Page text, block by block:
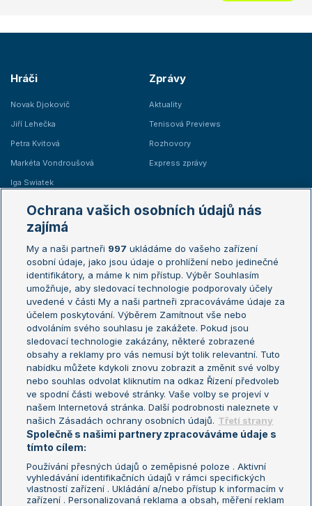
Hráči
Novak Djokovič
Jiří Lehečka
Petra Kvitová
Markéta Vondroušová
Iga Swiatek
Zprávy
Aktuality
Tenisová Previews
Rozhovory
Express zprávy
Žebříčky
Žebříček ATP (muži)
Žebříček WTA (ženy)
Sázkařský žebříček
Australian Open
French Open
Wimbledon
US Open
Turnaj mistrů
Turnaj mistryň
Aktualní trendy
Fotbalové přestupy
Livesport Daily
LS Prague Open
Podmínky užití
Nastavení soukromí
Ochrana vašich osobních údajů nás
zajímá
My a naši partneři 997 ukládáme do vašeho zařízení
osobní údaje, jako jsou údaje o prohlížení nebo jedinečné
identifikátory, a máme k nim přístup. Výběr Souhlasím
umožňuje, aby sledovací technologie podporovaly účely
uvedené v části My a naši partneři zpracováváme údaje za
účelem poskytování. Výběrem Zamítnout vše nebo
odvoláním svého souhlasu je zakážete. Pokud jsou
sledovací technologie zakázány, některé zobrazené
obsahy a reklamy pro vás nemusí být tolik relevantní. Tuto
nabídku můžete kdykoli znovu zobrazit a změnit své volby
nebo souhlas odvolat kliknutím na odkaz Řízení předvoleb
ve spodní části webové stránky. Vaše volby se projeví v
našem Internetová stránka. Další podrobnosti naleznete v
našich Zásadách ochrany osobních údajů. Třetí strany
Společně s našimi partnery zpracováváme údaje s
tímto cílem:
Používání přesných údajů o zeměpisné poloze . Aktivní
vyhledávání identifikačních údajů v rámci specifických
vlastností zařízení . Ukládání a/nebo přístup k informacím v
zařízení . Personalizovaná reklama a obsah, měření reklam